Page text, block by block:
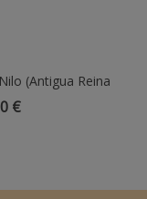
Carrito
(antigua Reina
- 100ML
€